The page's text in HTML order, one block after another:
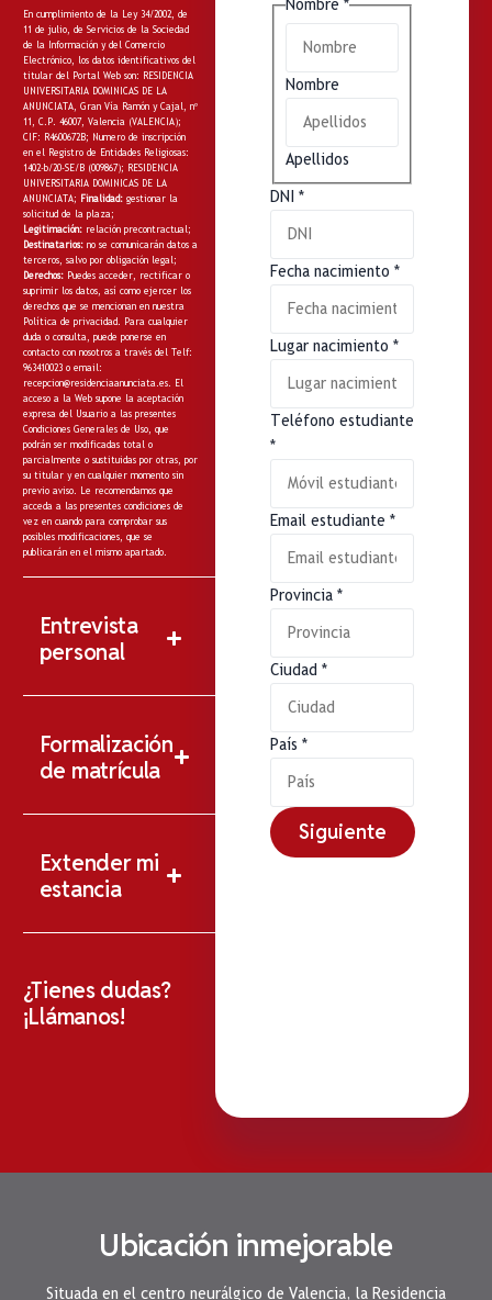
En cumplimiento de la Ley 34/2002, de
11 de julio, de Servicios de la Sociedad
de la Información y del Comercio
Electrónico, los datos identificativos del
titular del Portal Web son: RESIDENCIA
UNIVERSITARIA DOMINICAS DE LA
ANUNCIATA, Gran Vía Ramón y Cajal, nº
11, C.P. 46007, Valencia (VALENCIA);
CIF: R4600672B; Numero de inscripción
en el Registro de Entidades Religiosas:
1402-b/20-SE/B (009867); RESIDENCIA
UNIVERSITARIA DOMINICAS DE LA
ANUNCIATA; Finalidad: gestionar la
solicitud de la plaza;
Legitimación: relación precontractual;
Destinatarios: no se comunicarán datos a
terceros, salvo por obligación legal;
Derechos: Puedes acceder, rectificar o
suprimir los datos, así como ejercer los
derechos que se mencionan en nuestra
Política de privacidad . Para cualquier
duda o consulta, puede ponerse en
contacto con nosotros a través del Telf:
963410023 o email:
recepcion@residenciaanunciata.es.
El
acceso a la Web supone la aceptación
expresa del Usuario a las presentes
Condiciones Generales de Uso, que
podrán ser modificadas total o
parcialmente o sustituidas por otras, por
su titular y en cualquier momento sin
previo aviso. Le recomendamos que
acceda a las presentes condiciones de
vez en cuando para comprobar sus
posibles modificaciones, que se
publicarán en el mismo apartado.
Entrevista
personal
Formalización
de matrícula
Extender mi
estancia
¿Tienes dudas?
¡Llámanos!
Nombre *
Nombre
Apellidos
DNI *
Fecha nacimiento *
Lugar nacimiento *
Teléfono estudiante
*
Email estudiante *
Provincia *
Ciudad *
País *
Siguiente
Ubicación inmejorable
Situada en el centro neurálgico de Valencia, la Residencia